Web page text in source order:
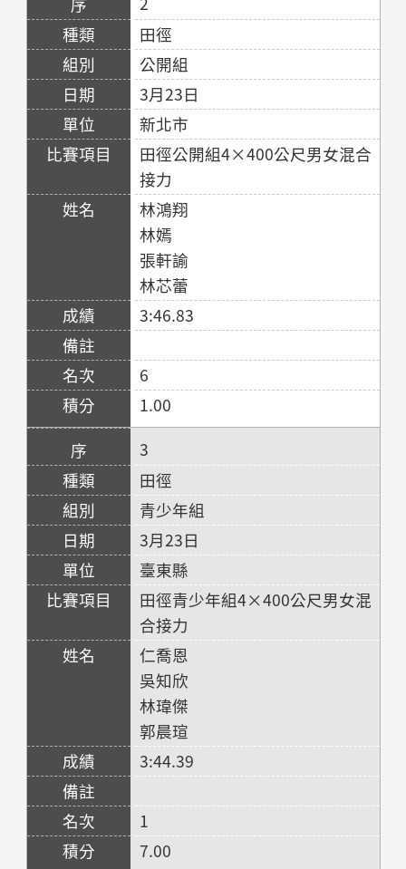
田徑
公開組
3月23日
新北市
田徑公開組4×400公尺男女混合
接力
林鴻翔
林嫣
張軒諭
林芯蕾
3:46.83
6
1.00
3
田徑
青少年組
3月23日
臺東縣
田徑青少年組4×400公尺男女混
合接力
仁喬恩
吳知欣
林瑋傑
郭晨瑄
3:44.39
1
7.00